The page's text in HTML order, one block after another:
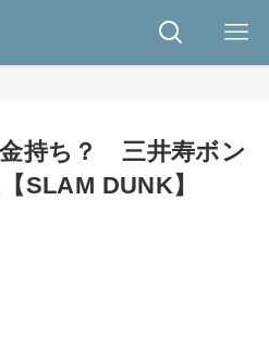
持ち？ 三井寿ボン
SLAM DUNK】